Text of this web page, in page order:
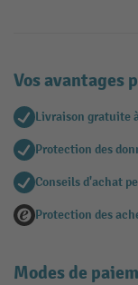
Vos avantages
Livraison gratuite
Protection des
Conseils d'achat
Protection des
Modes de